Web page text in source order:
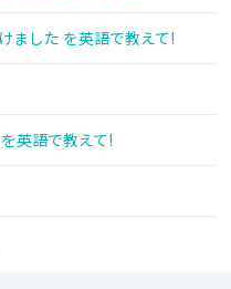
ました を英語で教えて!
英語で教えて!